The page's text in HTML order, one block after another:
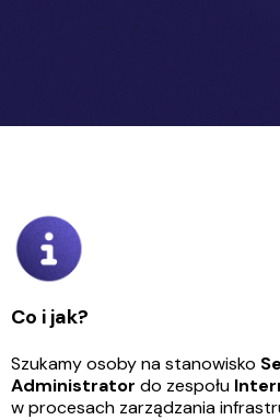
Co i jak?
Szukamy osoby na stanowisko
Administrator do zespołu
w procesach zarządzania